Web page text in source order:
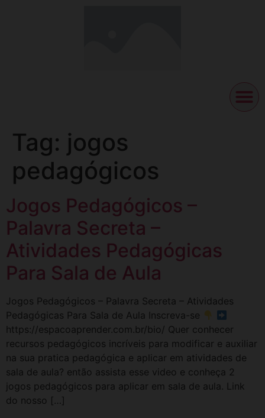
Tag: jogos
pedagógicos
Jogos Pedagógicos –
Palavra Secreta –
Atividades Pedagógicas
Para Sala de Aula
Jogos Pedagógicos – Palavra Secreta – Atividades
Pedagógicas Para Sala de Aula Inscreva-se
https://espacoaprender.com.br/bio/ Quer conhecer
recursos pedagógicos incríveis para modificar e auxiliar
na sua pratica pedagógica e aplicar em atividades de
sala de aula? então assista esse video e conheça 2
jogos pedagógicos para aplicar em sala de aula. Link
do nosso […]